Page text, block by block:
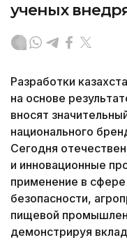
ученых
Разработки
на основе
вносят
национального
Сегодня
и инновационные
применение в
безопасности,
пищевой
демонстрируя